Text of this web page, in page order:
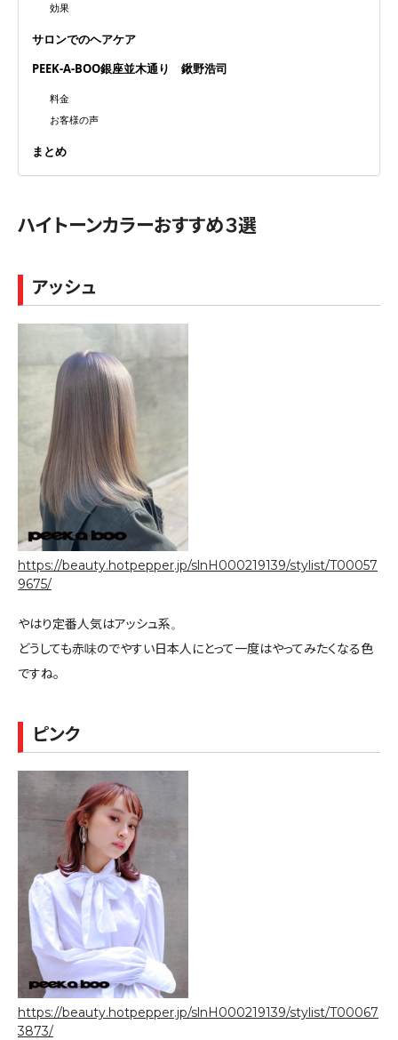
効果
サロンでのヘアケア
PEEK-A-BOO銀座並木通り 鍬野浩司
料金
お客様の声
まとめ
ハイトーンカラーおすすめ３選
アッシュ
https://beauty.hotpepper.jp/slnH000219139/stylist/T00057
9675/
やはり定番人気はアッシュ系。
どうしても赤味のでやすい日本人にとって一度はやってみたくなる色
ですね。
ピンク
https://beauty.hotpepper.jp/slnH000219139/stylist/T00067
3873/